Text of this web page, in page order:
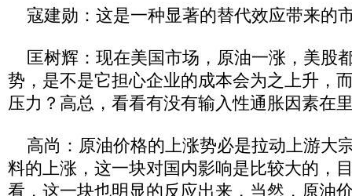
寇建勋：这是一种显著的替代效应带来的
匡树辉：现在美国市场，原油一涨，美股
势，是不是它担心企业的成本会为之上升，
压力？高总，看看有没有输入性通胀因素在
高尚：原油价格的上涨势必是拉动上游大
料的上涨，这一块对国内影响是比较大的，
看，这一块也明显的反应出来，当然，原油